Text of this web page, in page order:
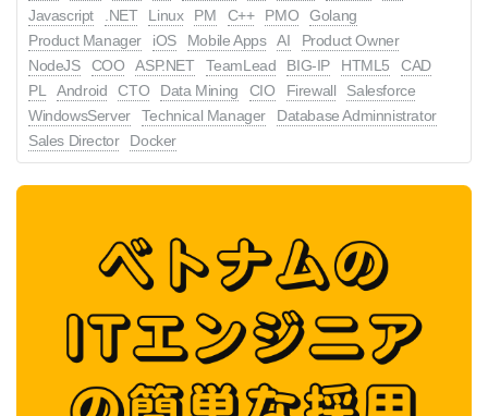
Javascript
.NET Linux PM C++ PMO
Golang
Product Manager
iOS Mobile Apps AI
Product Owner
NodeJS
COO ASP.NET TeamLead BIG-IP HTML5
CAD
PL
Android CTO Data Mining CIO Firewall
Salesforce
WindowsServer
Technical Manager
Database Adminnistrator
Sales Director
Docker